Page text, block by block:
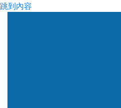
跳到內容